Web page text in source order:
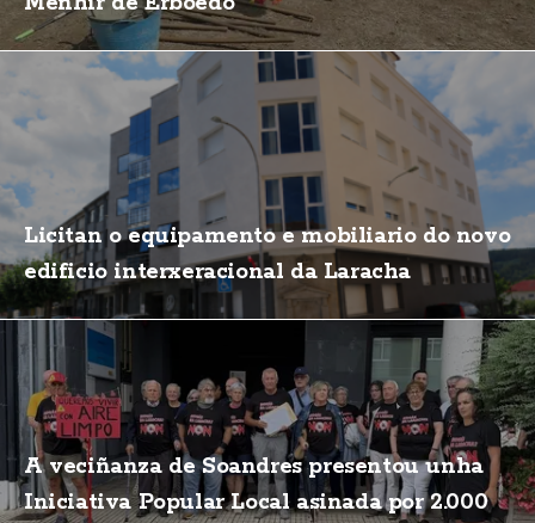
Licitan o equipamento e mobiliario do novo
edificio interxeracional da Laracha
A veciñanza de Soandres presentou unha
Iniciativa Popular Local asinada por 2.000